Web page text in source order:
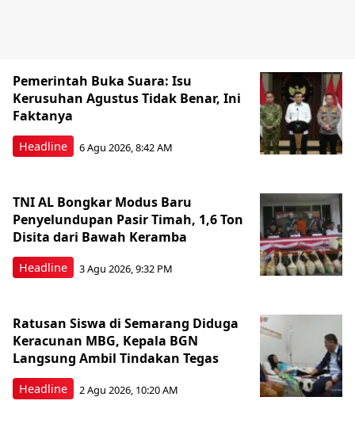
Headline
Pemerintah Buka Suara: Isu
Kerusuhan Agustus Tidak Benar, Ini
Faktanya
6 Agu 2026, 8:42 AM
Headline
TNI AL Bongkar Modus Baru
Penyelundupan Pasir Timah, 1,6 Ton
Disita dari Bawah Keramba
3 Agu 2026, 9:32 PM
Headline
Ratusan Siswa di Semarang Diduga
Keracunan MBG, Kepala BGN
Langsung Ambil Tindakan Tegas
2 Agu 2026, 10:20 AM